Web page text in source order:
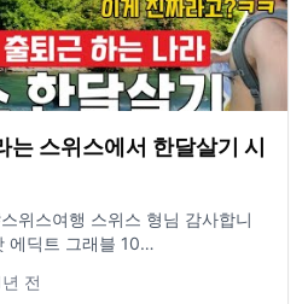
스위스에서 한달살기 시
형님 감사합니
년 전